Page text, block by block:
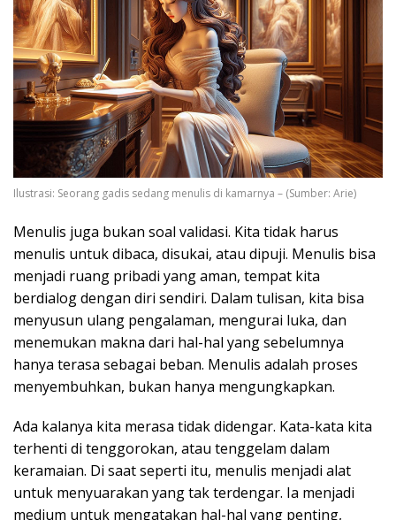
Ilustrasi: Seorang gadis sedang menulis di kamarnya – (Sumber: Arie)
Menulis juga bukan soal validasi. Kita tidak harus
menulis untuk dibaca, disukai, atau dipuji. Menulis bisa
menjadi ruang pribadi yang aman, tempat kita
berdialog dengan diri sendiri. Dalam tulisan, kita bisa
menyusun ulang pengalaman, mengurai luka, dan
menemukan makna dari hal-hal yang sebelumnya
hanya terasa sebagai beban. Menulis adalah proses
menyembuhkan, bukan hanya mengungkapkan.
Ada kalanya kita merasa tidak didengar. Kata-kata kita
terhenti di tenggorokan, atau tenggelam dalam
keramaian. Di saat seperti itu, menulis menjadi alat
untuk menyuarakan yang tak terdengar. Ia menjadi
medium untuk mengatakan hal-hal yang penting,